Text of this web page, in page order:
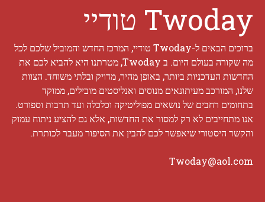
Twoday טודיי
ברוכים הבאים ל-Twoday טודיי, המרכז החדש והמוביל שלכם לכל
מה שקורה בעולם היום. ב Twoday, מטרתנו היא להביא לכם את
החדשות העדכניות ביותר, באופן מהיר, מדויק ובלתי משוחד. הצוות
שלנו, המורכב מעיתונאים מנוסים ואנליסטים מובילים, ממוקד
בתחומים רחבים של נושאים מפוליטיקה וכלכלה ועד תרבות וספורט.
אנו מתחייבים לא רק למסור את החדשות, אלא גם להציע ניתוח עמוק
והקשר היסטורי שיאפשר לכם להבין את הסיפור מעבר לכותרת.
Twoday@aol.com